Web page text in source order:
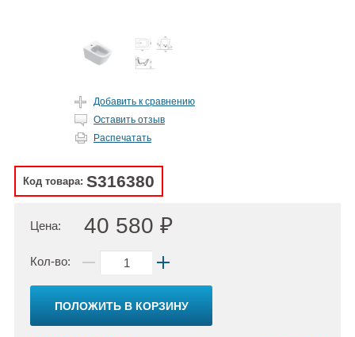
Добавить к сравнению
Оставить отзыв
Распечатать
Код товара: S316380
Цена: 40 580 ₽
Кол-во:
ПОЛОЖИТЬ В КОРЗИНУ